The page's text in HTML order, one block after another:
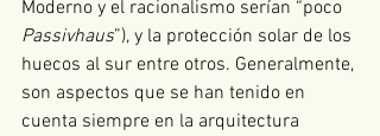
Moderno y el racionalismo serían “poco
Passivhaus”), y la protección solar de los
huecos al sur entre otros. Generalmente,
son aspectos que se han tenido en
cuenta siempre en la arquitectura